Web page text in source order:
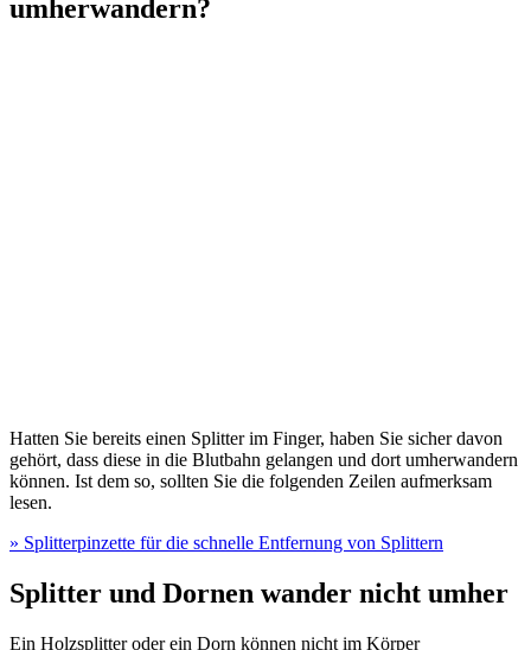
umherwandern?
Hatten Sie bereits einen Splitter im Finger, haben Sie sicher davon
gehört, dass diese in die Blutbahn gelangen und dort umherwandern
können. Ist dem so, sollten Sie die folgenden Zeilen aufmerksam
lesen.
» Splitterpinzette für die schnelle Entfernung von Splittern
Splitter und Dornen wander nicht umher
Ein Holzsplitter oder ein Dorn können nicht im Körper